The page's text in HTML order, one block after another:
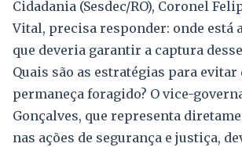
Cidadania (Sesdec/RO), Coronel
Vital, precisa responder: onde está
que deveria garantir a captura
Quais são as estratégias para evitar
permaneça foragido? O vice-
Gonçalves, que representa
nas ações de segurança e justiça,